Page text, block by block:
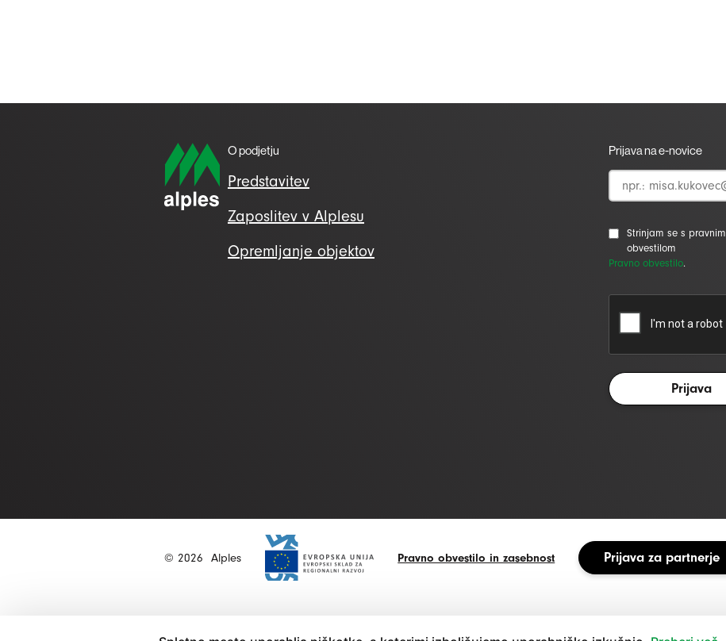
O podjetju
Predstavitev
Zaposlitev v Alplesu
Opremljanje objektov
Prijava na e-novice
Strinjam se s pravnim
obvestilom
Pravno obvestilo.
© 2026 Alples Pravno obvestilo in zasebnost Prijava za partnerje